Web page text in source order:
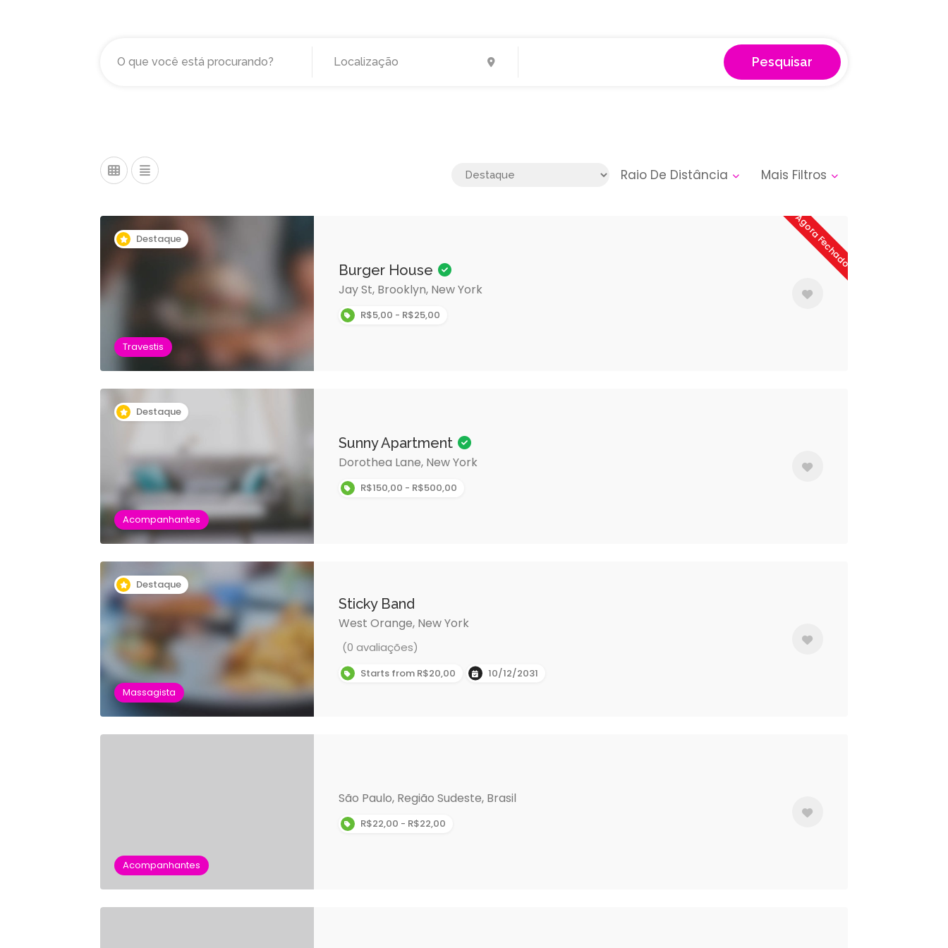
Pesquisar
Mais Filtros
Raio De Distância
Destaque
Travestis
Agora Fechado
Burger House
Jay St, Brooklyn, New York
R$5,00 - R$25,00
Destaque
Acompanhantes
Sunny Apartment
Dorothea Lane, New York
R$150,00 - R$500,00
Destaque
Massagista
Sticky Band
West Orange, New York
(0 avaliações)
Starts from R$20,00 10/12/2031
Acompanhantes
São Paulo, Região Sudeste, Brasil
R$22,00 - R$22,00